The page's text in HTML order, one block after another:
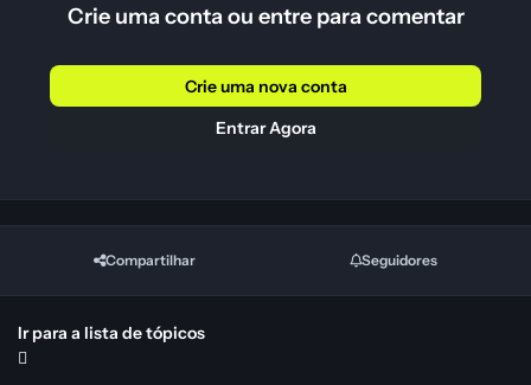
Crie uma conta ou entre para comentar
Crie uma nova conta
Entrar Agora
Compartilhar Seguidores
Ir para a lista de tópicos